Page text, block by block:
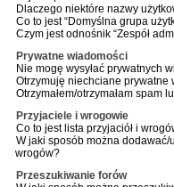
Dlaczego niektóre nazwy
Co to jest “Domyślna grupa
Czym jest odnośnik “Zespół
Prywatne wiadomości
Nie mogę wysyłać prywatnych
Otrzymuję niechciane prywatne
Otrzymałem/otrzymałam spam
Przyjaciele i wrogowie
Co to jest lista przyjaciół i
W jaki sposób można dodawać/
wrogów?
Przeszukiwanie forów